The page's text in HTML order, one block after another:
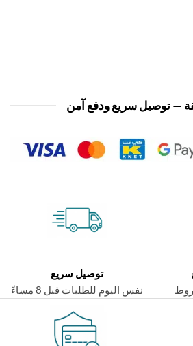
سريع ودفع آمن
توصيل سريع
نفس اليوم للطلبات قبل 8 مساءً